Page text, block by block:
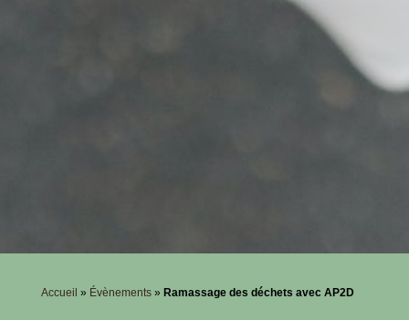
Accueil » Évènements» Ramassage des déchets avec AP2D